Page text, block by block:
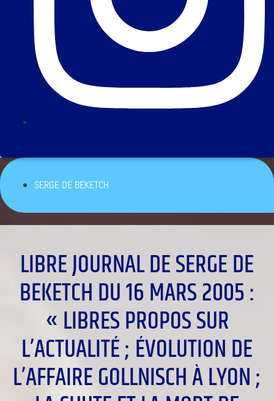
SERGE DE BEKETCH
LIBRE JOURNAL DE SERGE DE
BEKETCH DU 16 MARS 2005 :
« LIBRES PROPOS SUR
L’ACTUALITÉ ; ÉVOLUTION DE
L’AFFAIRE GOLLNISCH À LYON ;